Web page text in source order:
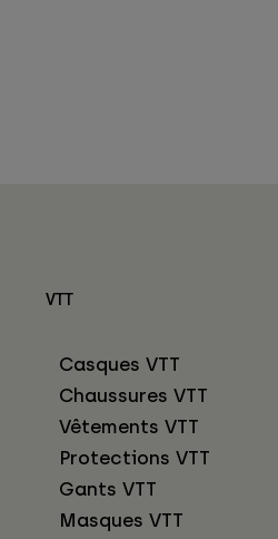
VTT
Casques VTT
Chaussures VTT
Vêtements VTT
Protections VTT
Gants VTT
Masques VTT